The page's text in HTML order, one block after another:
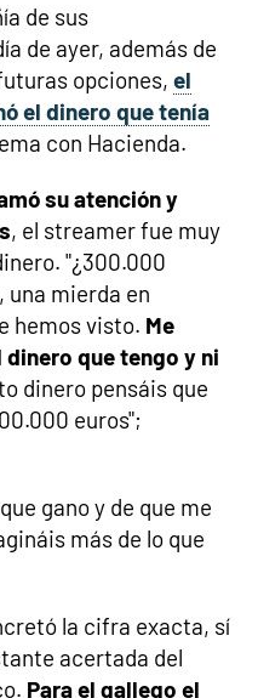
de sus
de ayer, además de
opciones, el
el dinero que tenía
con Hacienda.
su atención y
, el streamer fue muy
"¿300.000
una mierda en
hemos visto. Me
que tengo y ni
dinero pensáis que
euros";
gano y de que me
más de lo que
la cifra exacta, sí
acertada del
Para el gallego el